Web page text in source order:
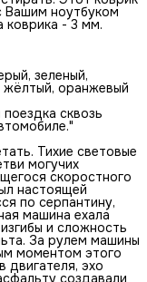
Вашим ноутбуком
коврика - 3 мм.
зеленый,
жёлтый, оранжевый
сквозь
Тихие световые
могучих
скоростного
настоящей
по серпантину,
машина ехала
и сложность
За рулем машины
моментом этого
двигателя, эхо
создавали